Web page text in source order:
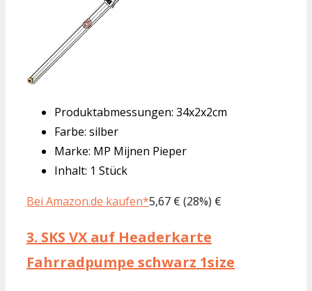
Produktabmessungen: 34x2x2cm
Farbe: silber
Marke: MP Mijnen Pieper
Inhalt: 1 Stück
Bei Amazon.de kaufen*5,67 € (28%) €
3. SKS VX auf Headerkarte
Fahrradpumpe schwarz 1size